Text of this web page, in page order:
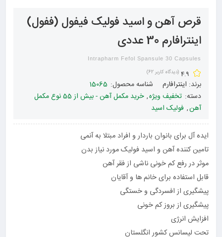
قرص آهن و اسید فولیک فیفول (ففول)
اینترافارم 30 عددی
Intrapharm Fefol Spansule 30 Capsules
4.9 (دیدگاه کاربر 62
)
برند: اینترافارم شناسه محصول: 15065
دسته: تخفیف ویژه,
خرید مکمل آهن - بیش از 55 نوع مکمل
آهن, فولیک اسید
ایده آل برای بانوان باردار و افراد مبتلا به آنمی
تامین کننده آهن و اسید فولیک مورد نیاز بدن
موثر در رفع کم خونی ناشی از فقر آهن
قابل استفاده برای خانم ها و آقایان
پیشگیری از افسردگی و خستگی
پیشگیری از بروز کم خونی
افزایش انرژی
تحت لیسانس کشور انگلستان